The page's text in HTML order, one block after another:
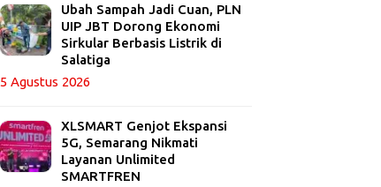
Ubah Sampah Jadi Cuan, PLN
UIP JBT Dorong Ekonomi
Sirkular Berbasis Listrik di
Salatiga
5 Agustus 2026
XLSMART Genjot Ekspansi
5G, Semarang Nikmati
Layanan Unlimited
SMARTFREN